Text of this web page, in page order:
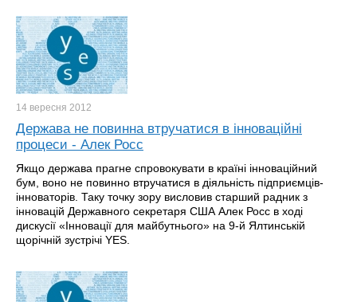
14 вересня 2012
Держава не повинна втручатися в інноваційні
процеси - Алек Росс
Якщо держава прагне спровокувати в країні інноваційний
бум, воно не повинно втручатися в діяльність підприємців-
інноваторів. Таку точку зору висловив старший радник з
інновацій Державного секретаря США Алек Росс в ході
дискусії «Інновації для майбутнього» на 9-й Ялтинській
щорічній зустрічі YES.